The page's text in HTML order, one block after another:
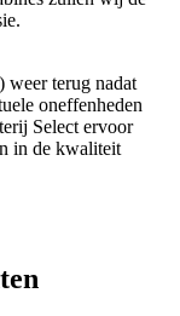
weer terug nadat
oneffenheden
Select ervoor
in de kwaliteit